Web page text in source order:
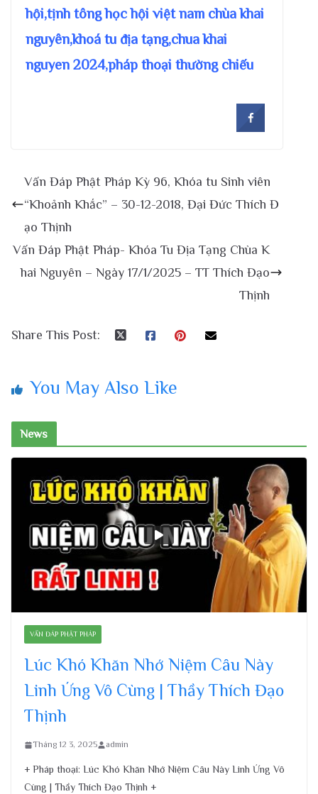
hội,tịnh tông học hội việt nam chùa khai
nguyên,khoá tu địa tạng,chua khai
nguyen 2024,pháp thoại thường chiếu
Vấn Đáp Phật Pháp Kỳ 96, Khóa tu Sinh viên
“Khoảnh Khắc” – 30-12-2018, Đại Đức Thích Đ
ạo Thịnh
Vấn Đáp Phật Pháp- Khóa Tu Địa Tạng Chùa K
hai Nguyên – Ngày 17/1/2025 – TT Thích Đạo
Thịnh
Share This Post:
You May Also Like
News
VẤN ĐÁP PHẬT PHÁP
Lúc Khó Khăn Nhớ Niệm Câu Này
Linh Ứng Vô Cùng | Thầy Thích Đạo
Thịnh
Tháng 12 3, 2025 admin
+ Pháp thoại: Lúc Khó Khăn Nhớ Niệm Câu Này Linh Ứng Vô
Cùng | Thầy Thích Đạo Thịnh +